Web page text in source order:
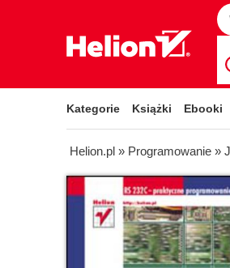
Kategorie Książki Ebooki
Helion.pl » Programowanie »